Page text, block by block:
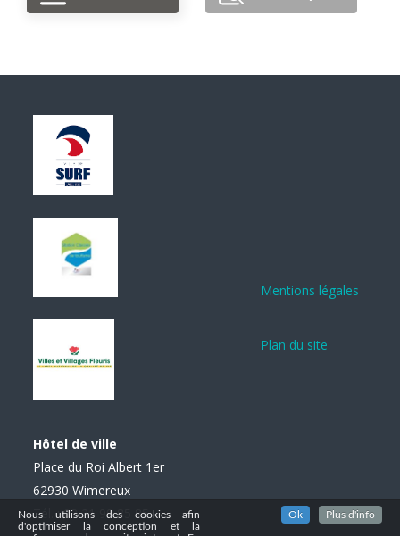
Hôtel de ville
Place du Roi Albert 1er
62930 Wimereux
Tél. : 03 21 99 85 85
Mentions légales
Plan du site
Nous utilisons des cookies afin
d'optimiser la conception et la
Ok Plus d'info